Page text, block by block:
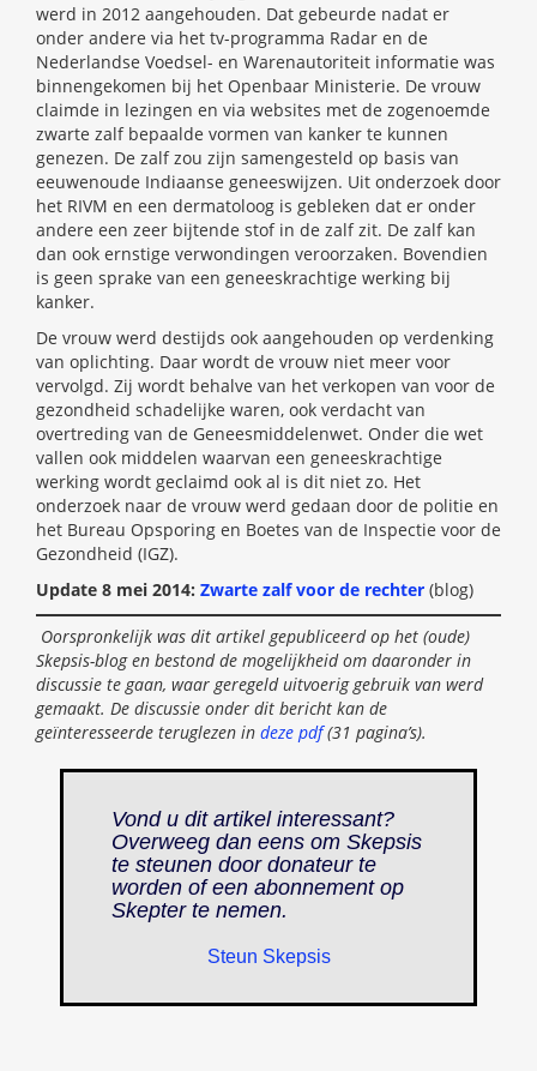
werd in 2012 aangehouden. Dat gebeurde nadat er
onder andere via het tv-programma Radar en de
Nederlandse Voedsel- en Warenautoriteit informatie was
binnengekomen bij het Openbaar Ministerie. De vrouw
claimde in lezingen en via websites met de zogenoemde
zwarte zalf bepaalde vormen van kanker te kunnen
genezen. De zalf zou zijn samengesteld op basis van
eeuwenoude Indiaanse geneeswijzen. Uit onderzoek door
het RIVM en een dermatoloog is gebleken dat er onder
andere een zeer bijtende stof in de zalf zit. De zalf kan
dan ook ernstige verwondingen veroorzaken. Bovendien
is geen sprake van een geneeskrachtige werking bij
kanker.
De vrouw werd destijds ook aangehouden op verdenking
van oplichting. Daar wordt de vrouw niet meer voor
vervolgd. Zij wordt behalve van het verkopen van voor de
gezondheid schadelijke waren, ook verdacht van
overtreding van de Geneesmiddelenwet. Onder die wet
vallen ook middelen waarvan een geneeskrachtige
werking wordt geclaimd ook al is dit niet zo. Het
onderzoek naar de vrouw werd gedaan door de politie en
het Bureau Opsporing en Boetes van de Inspectie voor de
Gezondheid (IGZ).
Update 8 mei 2014: Zwarte zalf voor de rechter (blog)
Oorspronkelijk was dit artikel gepubliceerd op het (oude)
Skepsis-blog en bestond de mogelijkheid om daaronder in
discussie te gaan, waar geregeld uitvoerig gebruik van werd
gemaakt. De discussie onder dit bericht kan de
geïnteresseerde teruglezen in deze pdf(31 pagina’s).
Vond u dit artikel interessant?
Overweeg dan eens om Skepsis
te steunen door donateur te
worden of een abonnement op
Skepterte nemen.
Steun Skepsis